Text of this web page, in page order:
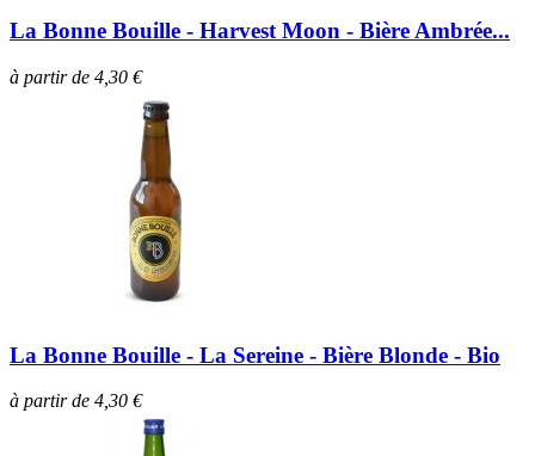
La Bonne Bouille - Harvest Moon - Bière Ambrée...
à partir de 4,30 €
La Bonne Bouille - La Sereine - Bière Blonde - Bio
à partir de 4,30 €